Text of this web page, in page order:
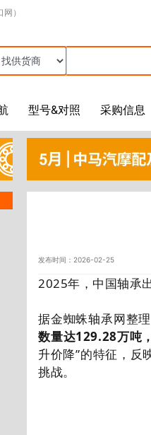
）
型号&对照 采购信息
发布时间：2026-02-25
2025年，中国轴承
据金蜘蛛轴承网整
数量达129.28万吨
升价降”的特征， 反
挑战。